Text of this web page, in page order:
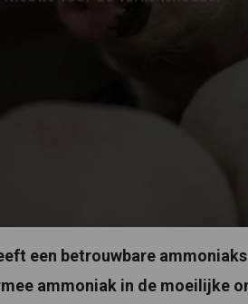
een betrouwbare
ammoniak in de moeilijke